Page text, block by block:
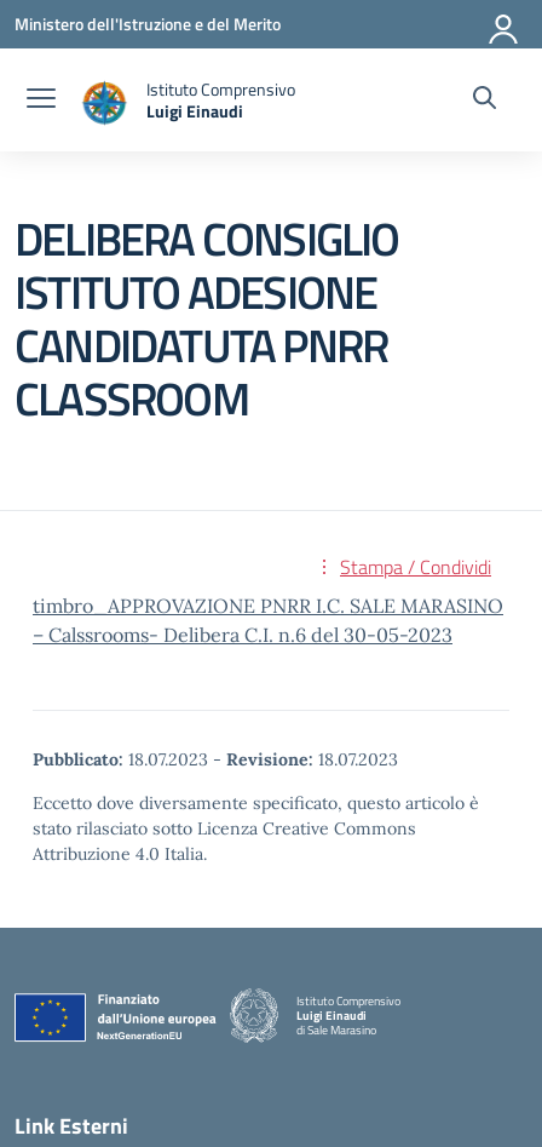
Vai ai contenuti
Vai al menu di navigazione
Vai al footer
Ministero dell'Istruzione e del Merito
Istituto Comprensivo
Luigi Einaudi
— Visita la pagina iniziale della scuola
DELIBERA CONSIGLIO
ISTITUTO ADESIONE
CANDIDATUTA PNRR
CLASSROOM
Stampa / Condividi
timbro_APPROVAZIONE PNRR I.C. SALE MARASINO
– Calssrooms- Delibera C.I. n.6 del 30-05-2023
Pubblicato: 18.07.2023 - Revisione: 18.07.2023
Eccetto dove diversamente specificato, questo articolo è
stato rilasciato sotto Licenza Creative Commons
Attribuzione 4.0 Italia.
Istituto Comprensivo
Luigi Einaudi
di Sale Marasino
Link Esterni